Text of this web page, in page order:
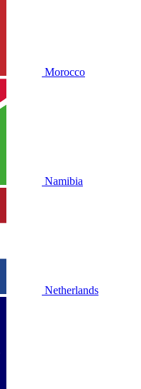
Morocco
Namibia
Netherlands